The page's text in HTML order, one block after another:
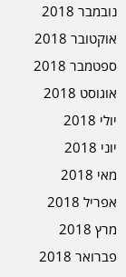
נובמבר 2018
אוקטובר 2018
ספטמבר 2018
אוגוסט 2018
יולי 2018
יוני 2018
מאי 2018
אפריל 2018
מרץ 2018
פברואר 2018